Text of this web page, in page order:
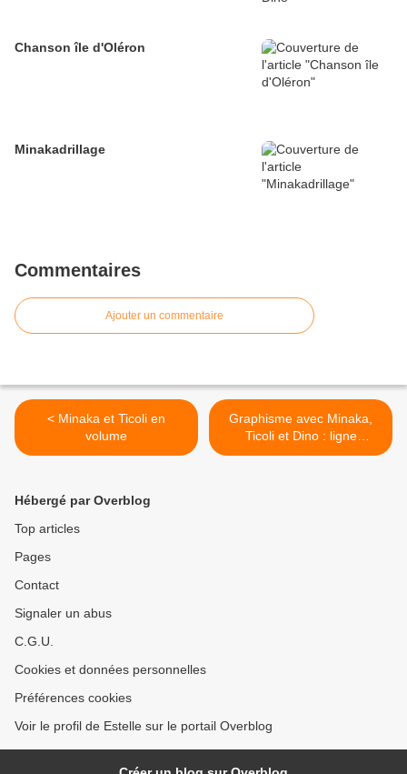
Chanson île d'Oléron
Minakadrillage
Commentaires
Ajouter un commentaire
< Minaka et Ticoli en
volume
Graphisme avec Minaka,
Ticoli et Dino : ligne
horizontale et ligne verticale
Hébergé par Overblog
Top articles
Pages
Contact
Signaler un abus
C.G.U.
Cookies et données personnelles
Préférences cookies
Voir le profil de Estelle sur le portail Overblog